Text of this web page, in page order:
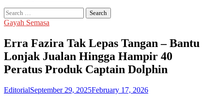
Search
for:
Gayah Semasa
Erra Fazira Tak Lepas Tangan – Bantu
Lonjak Jualan Hingga Hampir 40
Peratus Produk Captain Dolphin
EditorialSeptember 29, 2025February 17, 2026